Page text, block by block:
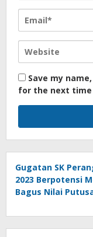
Save my
for the next time
Gugatan SK
2023 Berpotensi
Bagus Nilai